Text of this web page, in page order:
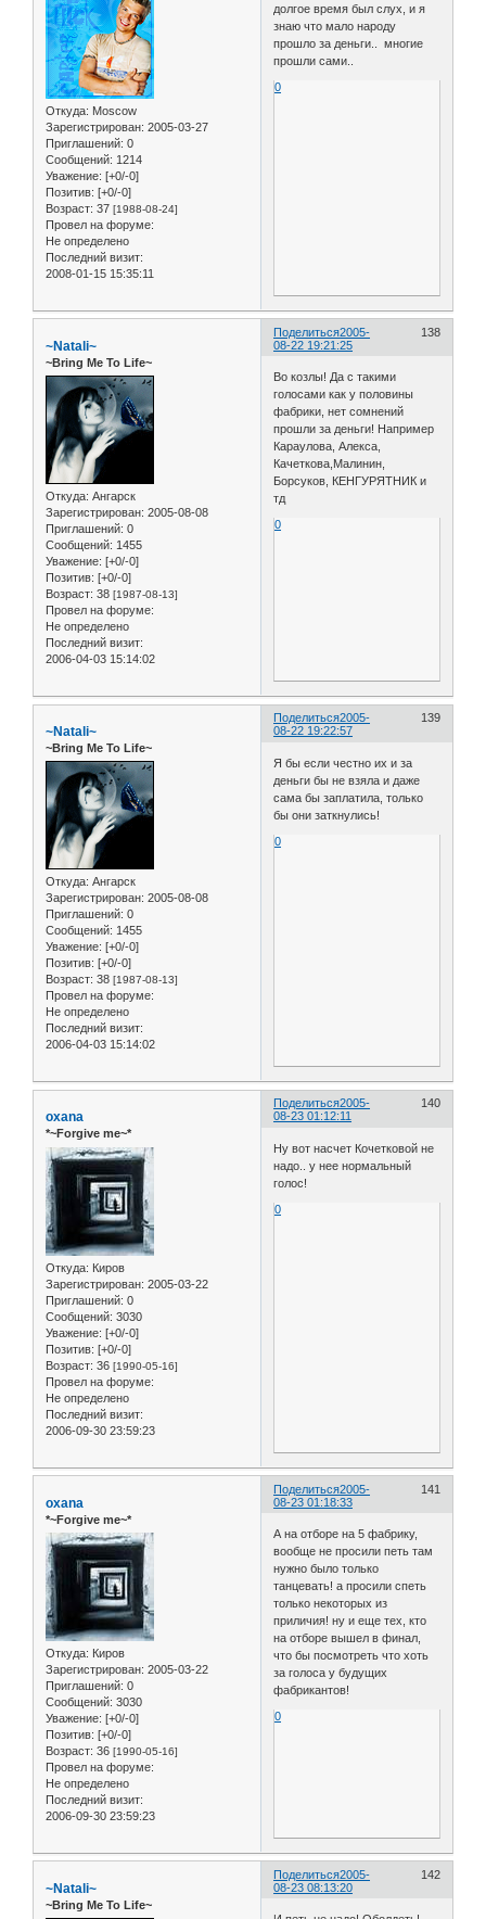
Откуда: Moscow
Зарегистрирован: 2005-03-27
Приглашений: 0
Сообщений: 1214
Уважение: [+0/-0]
Позитив: [+0/-0]
Возраст: 37 [1988-08-24]
Провел на форуме:
Не определено
Последний визит:
2008-01-15 15:35:11
долгое время был слух, и я
знаю что мало народу
прошло за деньги.. многие
прошли сами..
0
Поделиться 138
2005-
08-22 19:21:25
~Natali~
~Bring Me To Life~
Откуда: Ангарск
Зарегистрирован: 2005-08-08
Приглашений: 0
Сообщений: 1455
Уважение: [+0/-0]
Позитив: [+0/-0]
Возраст: 38 [1987-08-13]
Провел на форуме:
Не определено
Последний визит:
2006-04-03 15:14:02
Во козлы! Да с такими
голосами как у половины
фабрики, нет сомнений
прошли за деньги! Например
Караулова, Алекса,
Качеткова,Малинин,
Борсуков, КЕНГУРЯТНИК и
тд
0
Поделиться 139
2005-
08-22 19:22:57
~Natali~
~Bring Me To Life~
Откуда: Ангарск
Зарегистрирован: 2005-08-08
Приглашений: 0
Сообщений: 1455
Уважение: [+0/-0]
Позитив: [+0/-0]
Возраст: 38 [1987-08-13]
Провел на форуме:
Не определено
Последний визит:
2006-04-03 15:14:02
Я бы если честно их и за
деньги бы не взяла и даже
сама бы заплатила, только
бы они заткнулись!
0
Поделиться 140
2005-
08-23 01:12:11
oxana
*~Forgive me~*
Откуда: Киров
Зарегистрирован: 2005-03-22
Приглашений: 0
Сообщений: 3030
Уважение: [+0/-0]
Позитив: [+0/-0]
Возраст: 36 [1990-05-16]
Провел на форуме:
Не определено
Последний визит:
2006-09-30 23:59:23
Ну вот насчет Кочетковой не
надо.. у нее нормальный
голос!
0
Поделиться 141
2005-
08-23 01:18:33
oxana
*~Forgive me~*
Откуда: Киров
Зарегистрирован: 2005-03-22
Приглашений: 0
Сообщений: 3030
Уважение: [+0/-0]
Позитив: [+0/-0]
Возраст: 36 [1990-05-16]
Провел на форуме:
Не определено
Последний визит:
2006-09-30 23:59:23
А на отборе на 5 фабрику,
вообще не просили петь там
нужно было только
танцевать! а просили спеть
только некоторых из
приличия! ну и еще тех, кто
на отборе вышел в финал,
что бы посмотреть что хоть
за голоса у будущих
фабрикантов!
0
Поделиться 142
2005-
08-23 08:13:20
~Natali~
~Bring Me To Life~